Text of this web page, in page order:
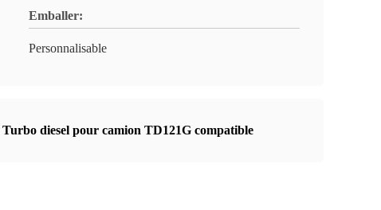
Emballer:
Personnalisable
Turbo diesel pour camion TD121G compatible